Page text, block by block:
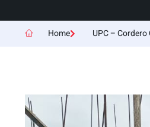
Home UPC – Cordero